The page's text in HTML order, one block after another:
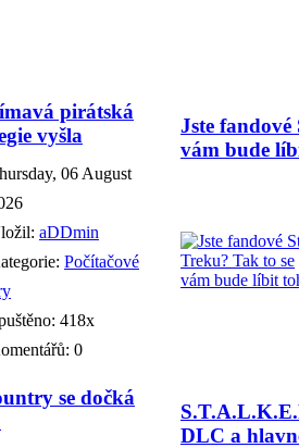
pirátská
vyšla
06 August
aDDmin
Počítačové
418x
0
Jste
vám bude
se dočká
DLC a